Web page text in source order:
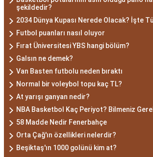
şekildedir?
2034 Dünya Kupası Nerede Olacak? İşte
Futbol puanları nasıl oluyor
Fırat Üniversitesi YBS hangi bölüm?
Galsın ne demek?
Van Basten futbolu neden bıraktı
Normal bir voleybol topu kaç TL?
At yarışı ganyan nedir?
NBA Basketbol Kaç Periyot? Bilmeniz
58 Madde Nedir Fenerbahçe
Orta Çağ'ın özellikleri nelerdir?
Beşiktaş'ın 1000 golünü kim at?